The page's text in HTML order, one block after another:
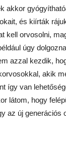
akkor
és kiírták
kell orvosolni,
úgy
azzal kezdik,
akik
így van
látom, hogy
az új